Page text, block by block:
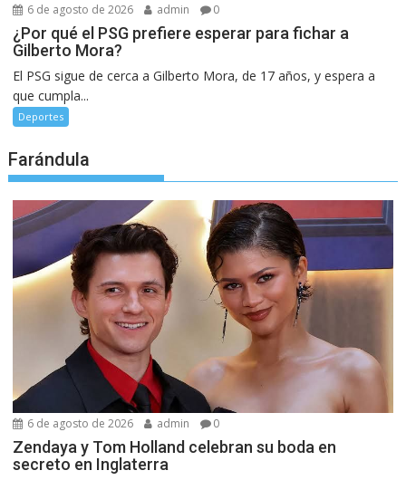
6 de agosto de 2026 admin 0
¿Por qué el PSG prefiere esperar para fichar a
Gilberto Mora?
El PSG sigue de cerca a Gilberto Mora, de 17 años, y espera a
que cumpla...
Deportes
Farándula
6 de agosto de 2026 admin 0
Zendaya y Tom Holland celebran su boda en
secreto en Inglaterra